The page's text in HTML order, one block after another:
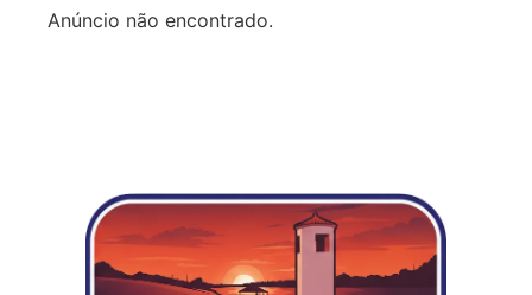
Anúncio não encontrado.